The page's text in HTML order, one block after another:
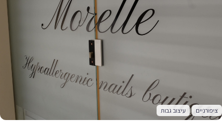
ציפורניים עיצוב גבות